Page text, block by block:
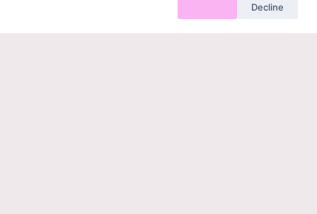
Wiki Acupuntura – Medicina Tradicional Chinesa
Decline